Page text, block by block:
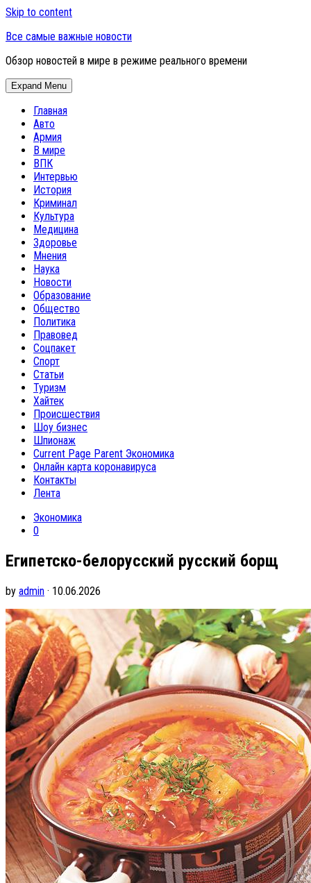
Skip to content
Все самые важные новости
Обзор новостей в мире в режиме реального времени
Expand Menu
Главная
Авто
Армия
В мире
ВПК
Интервью
История
Криминал
Культура
Медицина
Здоровье
Мнения
Наука
Новости
Образование
Общество
Политика
Правовед
Соцпакет
Спорт
Статьи
Туризм
Хайтек
Происшествия
Шоу бизнес
Шпионаж
Current Page Parent Экономика
Онлайн карта коронавируса
Контакты
Лента
Экономика
0
Египетско-белорусский русский борщ
by admin · 10.06.2026